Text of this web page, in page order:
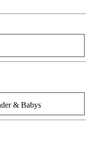
& Babys